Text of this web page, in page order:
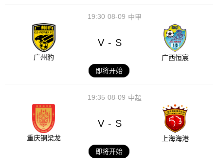
08-09
19:30 中甲
广州豹
V - S
广西恒宸
即将开始
08-09
19:35 中超
重庆铜梁龙
V - S
上海海港
即将开始